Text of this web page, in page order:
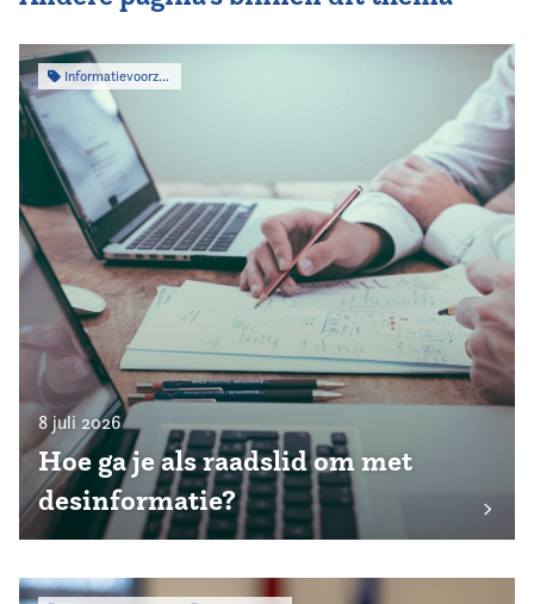
Informatievoorziening
8 juli 2026
Hoe ga je als raadslid om met
desinformatie?